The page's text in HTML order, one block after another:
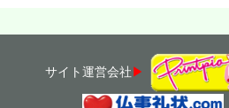
サイト運営会社▶